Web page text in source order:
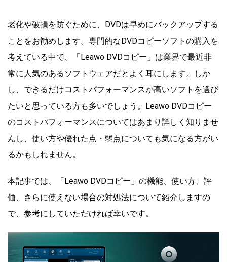
老化や破損を防ぐために、DVDは早めにバックアップする
ことをお勧めします。専門的なDVDコピーソフトの購入を
考えている中で、「Leawo DVDコピー」は業界で最近非
常に人気のあるソフトウェアだとよく耳にします。しか
し、できるだけコストパフォーマンスが高いソフトを選び
たいと思っている方も多いでしょう。Leawo DVDコピー
のコストパフォーマンスについてはあまり詳しく知りませ
んし、使い方や優れた点・弱点についても気になる方がい
るかもしれません。
本記事では、「Leawo DVDコピー」の機能、使い方、評
価、さらに使えない場合の対処法について紹介しますの
で、参考にしていただければ幸いです。